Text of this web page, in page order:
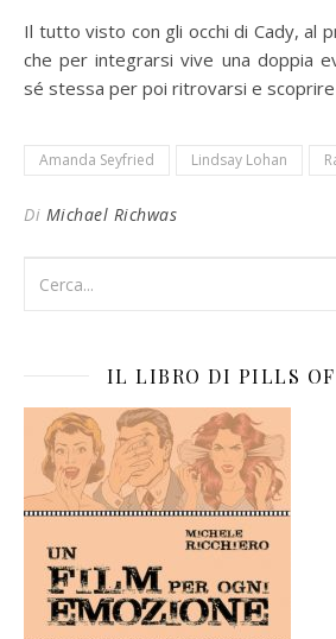
Il tutto visto con gli occhi di Cady, al
che per integrarsi vive una doppia
sé stessa per poi ritrovarsi e
Amanda Seyfried Lindsay Lohan
Di Michael Richwas
IL LIBRO DI PILLS